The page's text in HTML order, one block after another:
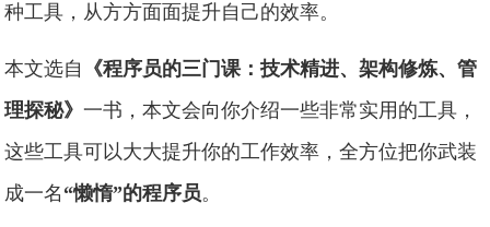
种工具，从方方面面提升自己的效率。
本文选自
《程序员的三门课：技术精进、架构修炼、管
理探秘》一书，本文会向你介绍一些非常实用的工具，
这些工具可以大大提升你的工作效率，全方位把你武装
成一名 “懒惰”的程序员。